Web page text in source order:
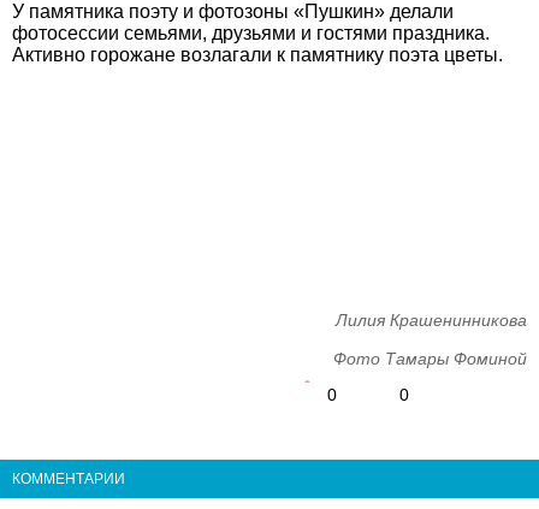
У памятника поэту и фотозоны «Пушкин» делали
фотосессии семьями, друзьями и гостями праздника.
Активно горожане возлагали к памятнику поэта цветы.
Лилия Крашенинникова
Фото Тамары Фоминой
0
0
КОММЕНТАРИИ